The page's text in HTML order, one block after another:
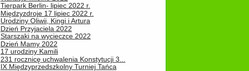
Tierpark Berlin- lipiec 2022 r.
Międzyzdroje 17 lipiec 2022 r.
Urodziny Oliwii, Kingi i Artura
Dzień Przyjaciela 2022
Starszaki na wycieczce 2022
Dzień Mamy 2022
17 urodziny Kamili
231 rocznicę uchwalenia Konstytucji 3...
IX Międzyprzedszkolny Turniej Tańca